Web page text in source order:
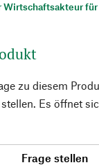
für
zu diesem
Es öffnet
Frage stellen